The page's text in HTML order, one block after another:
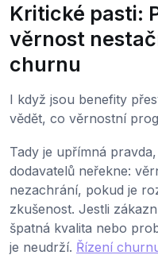
Kritické pasti:
věrnost
churnu
I když jsou benefity
vědět, co věrnostní
Tady je upřímná
dodavatelů neřekne:
nezachrání, pokud je
zkušenost. Jestli
špatná kvalita nebo
je neudrží. Řízení